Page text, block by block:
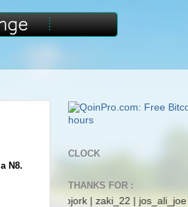
N8.
CLOCK
THANKS FOR :
bjork | zaki_22 | jos_ali_joe | dexter |